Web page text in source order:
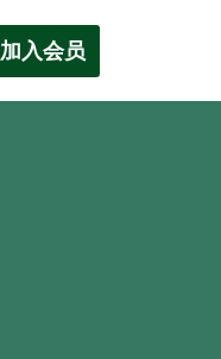
加入会员